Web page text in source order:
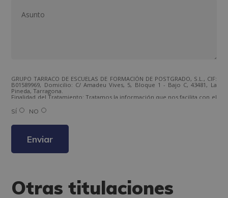
GRUPO TARRACO DE ESCUELAS DE FORMACIÓN DE POSTGRADO, S.L., CIF:
B01589969, Domicilio: C/ Amadeu Vives, 5, Bloque 1 - Bajo C, 43481, La
Pineda, Tarragona.
Finalidad del Tratamiento: Tratamos la información que nos facilita con el
los productos ofrecidos y otros tipo de productos que fueran de su
interés.
Derechos: Puede ejercitar sus derechos identificándose suficientemente,
Para más información consulte nuestra Política de Privacidad.
SÍ NO
Otras titulaciones